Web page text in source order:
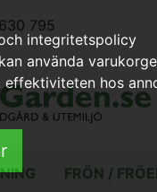
795
FRÖN /
integritetspolicy
använda
effektiviteten hos